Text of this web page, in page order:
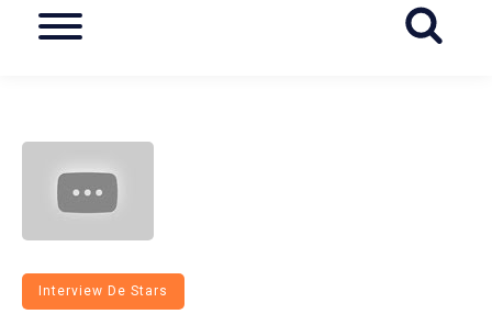
Menu
Interview De Stars